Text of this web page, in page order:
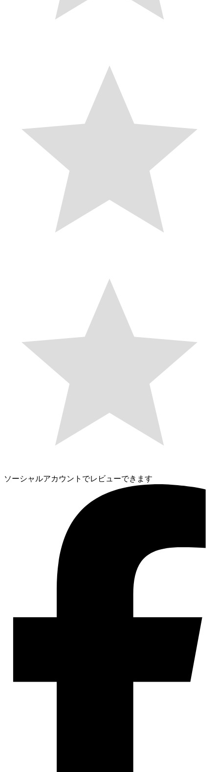
ソーシャルアカウントでレビューできます